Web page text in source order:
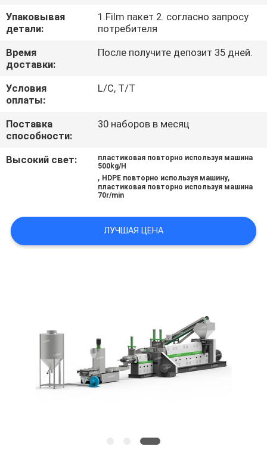
СВЯЖИТЕСЬ
МЫ
НОВОСТИ
ЦИТАТУ
PRIVACY
POLICY
Упаковывая
детали:
1.Film пакет 2. согласно запросу
потребителя
Время
доставки:
После получите депозит 35 дней.
Условия
оплаты:
L/C, T/T
Поставка
способности:
30 наборов в месяц
Высокий свет:
пластиковая повторно используя машина
500kg/H
, HDPE повторно используя машину,
пластиковая повторно используя машина
70r/min
ЛУЧШАЯ ЦЕНА